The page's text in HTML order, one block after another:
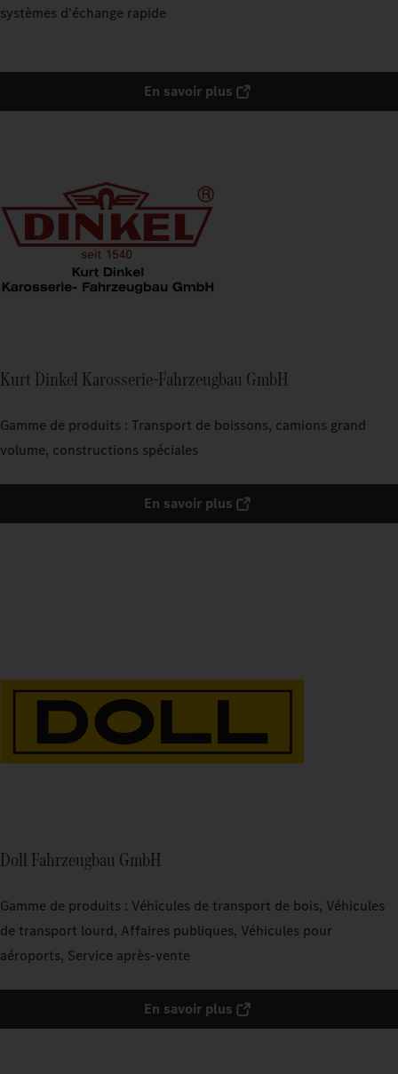
systèmes d'échange rapide
En savoir plus
Kurt Dinkel Karosserie-Fahrzeugbau GmbH
Gamme de produits : Transport de boissons, camions grand
volume, constructions spéciales
En savoir plus
Doll Fahrzeugbau GmbH
Gamme de produits : Véhicules de transport de bois, Véhicules
de transport lourd, Affaires publiques, Véhicules pour
aéroports, Service après-vente
En savoir plus